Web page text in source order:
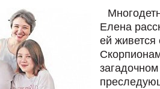
Елена
ей живется